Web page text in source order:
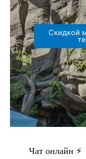
Скидкой